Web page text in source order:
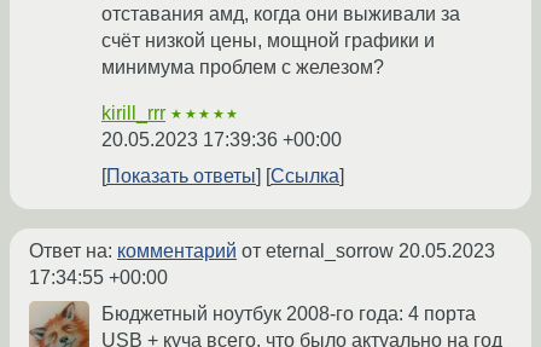
отставания амд, когда они выживали за
счёт низкой цены, мощной графики и
минимума проблем с железом?
kirill_rrr ★★★★★
20.05.2023 17:39:36 +00:00
Показать ответы
Ссылка
Ответ на: комментарий от eternal_sorrow 20.05.2023
17:34:55 +00:00
Бюджетный ноутбук 2008-го года: 4 порта
USB + куча всего, что было актуально на год